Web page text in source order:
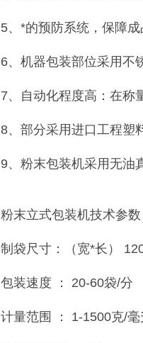
5、*的预防系统，保障
6、机器包装部位采用不
7、自动化程度高：在称
8、部分采用进口工程塑
9、粉末包装机采用无油
粉末立式包装机技术参数
制袋尺寸：（宽*长）
包装速度 ： 20-60袋/分
计量范围 ： 1-1500克/毫